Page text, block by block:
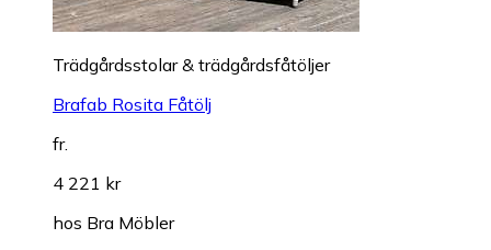
Trädgårdsstolar & trädgårdsfåtöljer
Brafab Rosita Fåtölj
fr.
4 221 kr
hos Bra Möbler